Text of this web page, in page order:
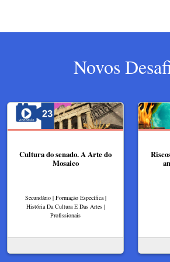
Novos
Cultura do senado. A Arte do
Mosaico
Secundário | Formação Específica |
História Da Cultura E Das Artes |
Profissionais